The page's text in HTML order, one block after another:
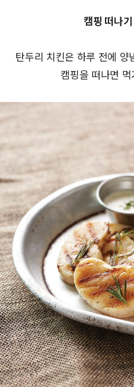
캠핑 떠나
탄두리 치킨은 하루 전에
캠핑을 떠나면